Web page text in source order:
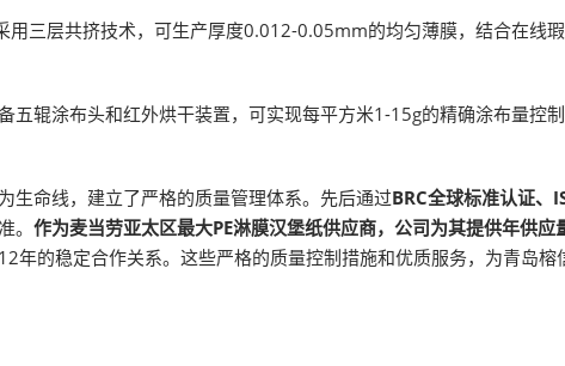
用三层共挤技术，可生产厚度0.012-0.05mm的均匀薄膜，结合在线
五辊涂布头和红外烘干装置，可实现每平方米1-15g的精确涂布量控
生命线，建立了严格的质量管理体系。先后通过BRC全球标准认证、
。 作为麦当劳亚太区最大PE淋膜汉堡纸供应商，公司为其提供年供
年的稳定合作关系。这些严格的质量控制措施和优质服务，为青岛榕